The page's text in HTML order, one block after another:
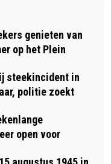
MUZIKALE
1960-1980
IN
GETUIGEN
genieten van
op het Plein
steekincident in
politie zoekt
open voor